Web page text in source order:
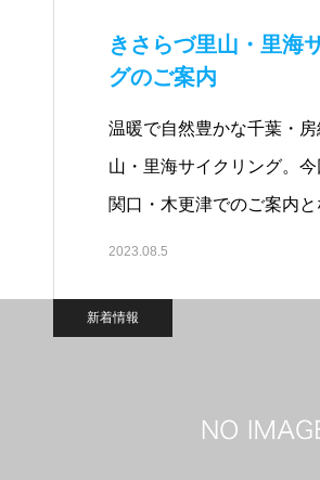
きさらづ里山・里海
グのご案内
温暖で自然豊かな千葉・房
山・里海サイクリング。
関口・木更津でのご案内と
海…
2023.08.5
新着情報